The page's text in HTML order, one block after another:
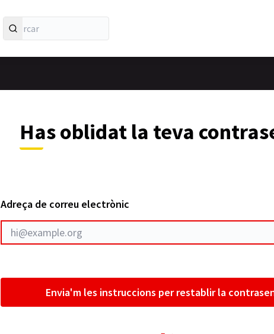
Has oblidat la teva
Adreça de correu electrònic
Envia'm les instruccions per restablir la